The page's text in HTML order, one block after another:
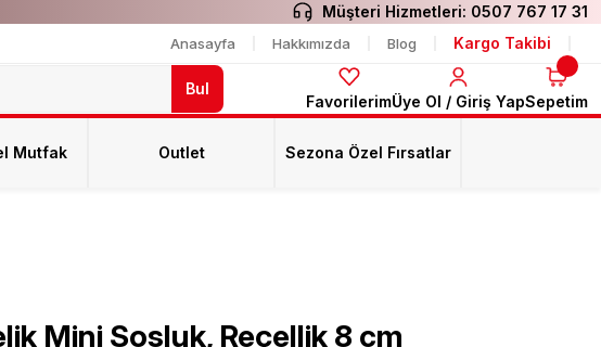
Müşteri Hizmetleri: 0507 767 17 31
Anasayfa Hakkımızda Blog Kargo Takibi
Bul
FavorilerimÜye Ol / Giriş YapSepetim
Mutfak Outlet Sezona Özel Fırsatlar
Mini Sosluk, Reçellik 8 cm